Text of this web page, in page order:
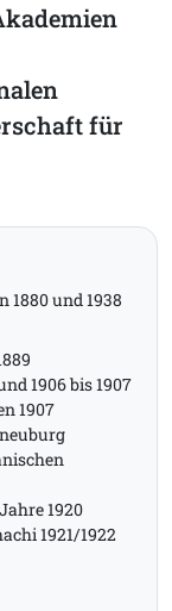
für
1880 und 1938
1906 bis 1907
1907
1920
1921/1922